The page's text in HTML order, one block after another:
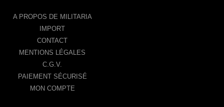
A PROPOS DE MILITARIA
IMPORT
CONTACT
MENTIONS LÉGALES
C.G.V.
PAIEMENT SÉCURISÉ
MON COMPTE